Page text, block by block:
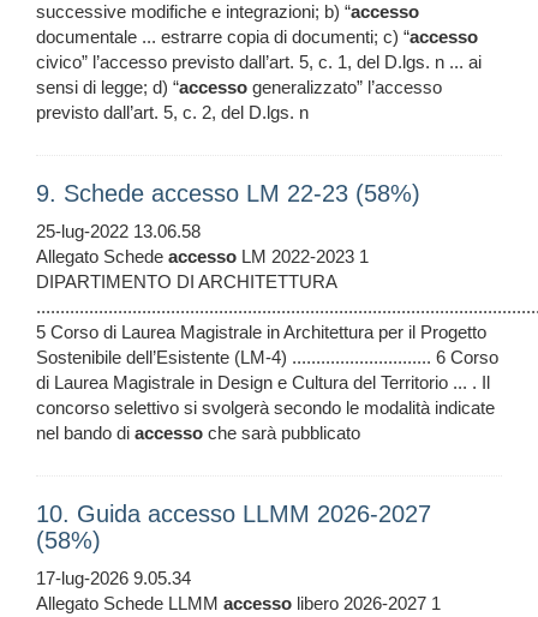
successive modifiche e integrazioni; b) “accesso
documentale ... estrarre copia di documenti; c) “accesso
civico” l’accesso previsto dall’art. 5, c. 1, del D.lgs. n ... ai
sensi di legge; d) “accesso generalizzato” l’accesso
previsto dall’art. 5, c. 2, del D.lgs. n
9. Schede accesso LM 22-23 (58%)
25-lug-2022 13.06.58
Allegato Schede accesso LM 2022-2023 1
DIPARTIMENTO DI ARCHITETTURA
5 Corso di Laurea Magistrale in Architettura per il Progetto
Sostenibile dell’Esistente (LM-4) ............................. 6 Corso
di Laurea Magistrale in Design e Cultura del Territorio ... . Il
concorso selettivo si svolgerà secondo le modalità indicate
nel bando di accesso che sarà pubblicato
10. Guida accesso LLMM 2026-2027
(58%)
17-lug-2026 9.05.34
Allegato Schede LLMM accesso libero 2026-2027 1